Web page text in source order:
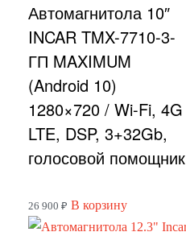
Автомагнитола 10″
INCAR TMX-7710-3-
ГП MAXIMUM
(Android 10)
1280×720 / Wi-Fi, 4G
LTE, DSP, 3+32Gb,
голосовой помощник
26 900 ₽ В корзину